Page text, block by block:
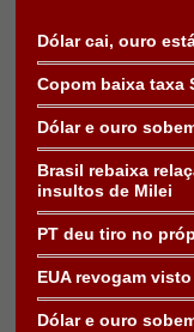
Dólar cai, ouro
Copom baixa taxa
Dólar e ouro
Brasil rebaixa
insultos de Milei
PT deu tiro no
EUA revogam
Dólar e ouro